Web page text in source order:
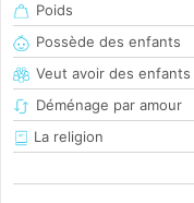
Poids
Possède des enfants
Veut avoir des enfants
Déménage par amour
La religion